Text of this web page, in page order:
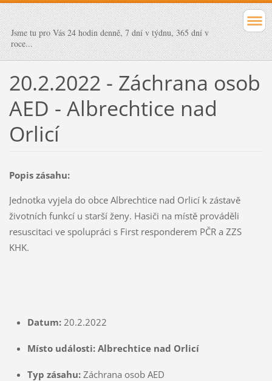
Jsme tu pro Vás 24 hodin denně, 7 dní v týdnu, 365 dní v
roce...
20.2.2022 - Záchrana osob
AED - Albrechtice nad
Orlicí
Popis zásahu:
Jednotka vyjela do obce Albrechtice nad Orlicí k zástavě
životních funkcí u starší ženy. Hasiči na místě prováděli
resuscitaci ve spolupráci s First responderem PČR a ZZS
KHK.
Datum: 20.2.2022
Místo události: Albrechtice nad Orlicí
Typ zásahu: Záchrana osob AED